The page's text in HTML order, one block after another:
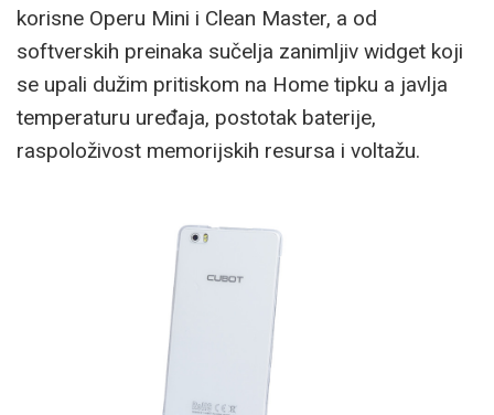
korisne Operu Mini i Clean Master, a od
softverskih preinaka sučelja zanimljiv widget koji
se upali dužim pritiskom na Home tipku a javlja
temperaturu uređaja, postotak baterije,
raspoloživost memorijskih resursa i voltažu.